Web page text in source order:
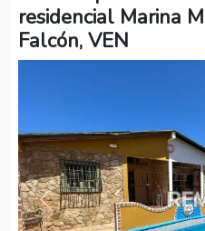
residencial Marina
Falcón, VEN
Anterior